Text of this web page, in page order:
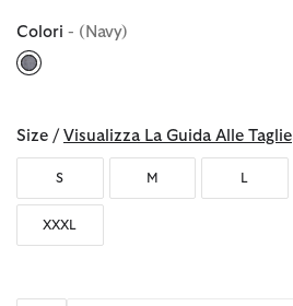
Colori - (Navy)
Size / Visualizza La Guida Alle Taglie
S M L
XXXL